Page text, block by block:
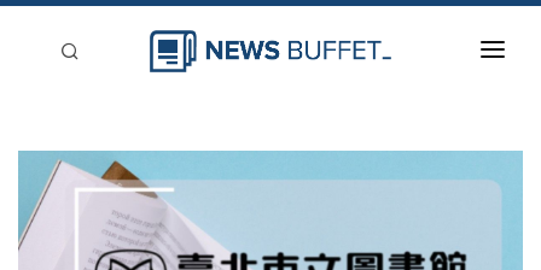
新聞稿分類
刊登